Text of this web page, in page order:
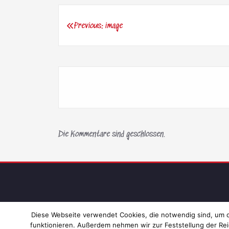
Beitragsnavigation
Previous: image
Die Kommentare sind geschlossen.
Diese Webseite verwendet Cookies, die notwendig sind,
funktionieren. Außerdem nehmen wir zur Feststellung der